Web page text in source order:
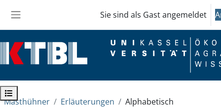
Sie sind als Gast angemeldet
Kursindex öffnen
Masthühner
Erläuterungen Alphabetisch